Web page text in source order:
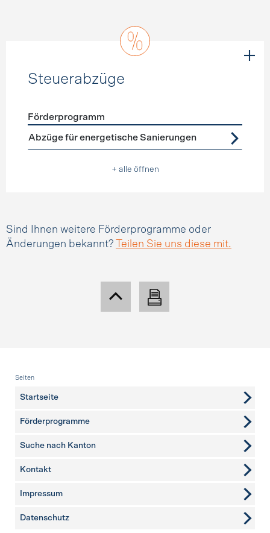
Steuerabzüge
Förderprogramme Steuerabzüge
Förderprogramm
Abzüge für energetische Sanierungen
+ alle öffnen
Sind Ihnen weitere Förderprogramme oder
Änderungen bekannt?
Teilen Sie uns diese mit.
Fusszeile
Seiten
Startseite
Förderprogramme
Suche nach Kanton
weitere Seiten
Kontakt
Impressum
Datenschutz